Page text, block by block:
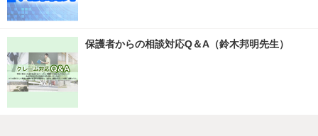
保護者からの相談対応Q＆A（鈴木邦明先生）